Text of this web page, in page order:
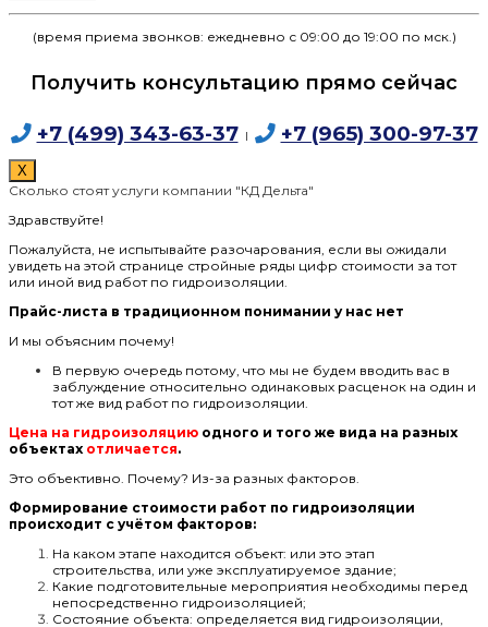
(время приема звонков: ежедневно с 09:00 до 19:00 по мск.)
Получить консультацию прямо сейчас
+7 (499) 343-63-37 I +7 (965) 300-97-37
X
Сколько стоят услуги компании "КД Дельта"
Здравствуйте!
Пожалуйста, не испытывайте разочарования, если вы ожидали
увидеть на этой странице стройные ряды цифр стоимости за тот
или иной вид работ по гидроизоляции.
Прайс-листа в традиционном понимании у нас нет
И мы объясним почему!
В первую очередь потому, что мы не будем вводить вас в
заблуждение относительно одинаковых расценок на один и
тот же вид работ по гидроизоляции.
Цена на гидроизоляцию одного и того же вида на разных
объектах отличается.
Это объективно. Почему? Из-за разных факторов.
Формирование стоимости работ по гидроизоляции
происходит с учётом факторов:
На каком этапе находится объект: или это этап
строительства, или уже эксплуатируемое здание;
Какие подготовительные мероприятия необходимы перед
непосредственно гидроизоляцией;
Состояние объекта: определяется вид гидроизоляции,